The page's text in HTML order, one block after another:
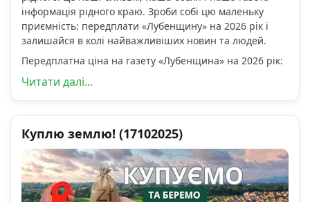
інформація рідного краю. Зроби собі цю маленьку
приємність: передплати «Лубенщину» на 2026 рік і
залишайся в колі найважливіших новин та людей.
Передплатна ціна на газету «Лубенщина» на 2026 рік:
Читати далі...
Куплю землю! (17102025)